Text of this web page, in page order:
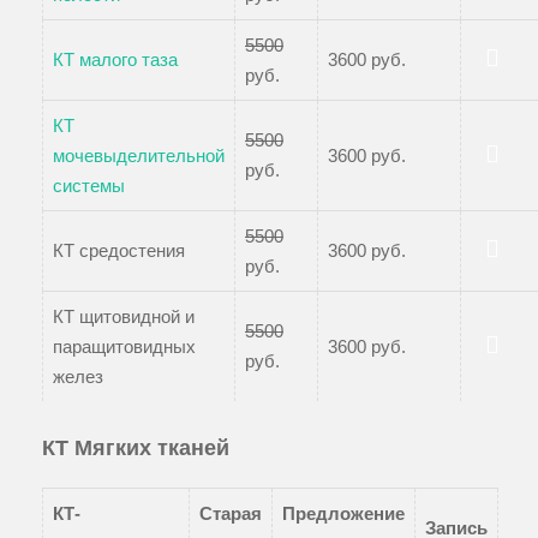
КТ малого таза
5500
руб.
3600 руб.
КТ
мочевыделительной
системы
5500
руб.
3600 руб.
КТ средостения
5500
руб.
3600 руб.
КТ щитовидной и
паращитовидных
желез
5500
руб.
3600 руб.
КТ Мягких тканей
КТ-
Старая
Предложение
Запись